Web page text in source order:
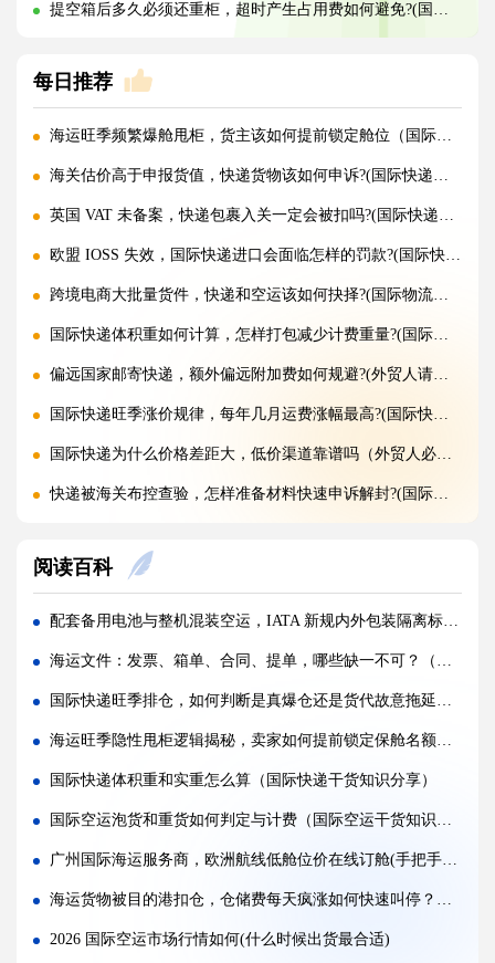
提空箱后多久必须还重柜，超时产生占用费如何避免?(国际海运干货知识分享)
每日推荐
海运旺季频繁爆舱甩柜，货主该如何提前锁定舱位（国际海运干货知识分享）
海关估价高于申报货值，快递货物该如何申诉?(国际快递干货知识分享)
英国 VAT 未备案，快递包裹入关一定会被扣吗?(国际快递干货知识分享)
欧盟 IOSS 失效，国际快递进口会面临怎样的罚款?(国际快递干货知识分享)
跨境电商大批量货件，快递和空运该如何抉择?(国际物流干货知识分享)
国际快递体积重如何计算，怎样打包减少计费重量?(国际快递干货知识分享)
偏远国家邮寄快递，额外偏远附加费如何规避?(外贸人请注意)
国际快递旺季涨价规律，每年几月运费涨幅最高?(国际快递干货知识分享)
国际快递为什么价格差距大，低价渠道靠谱吗（外贸人必看篇）
快递被海关布控查验，怎样准备材料快速申诉解封?(国际快递干货知识分享)
国际快递实木木箱无 IPPC 标识，一定会被海关扣留吗?(国际快递干货知识分享)
快递 AMS、IOSS、VAT 预申报填错，会带来什么麻烦?(国际快递干货知识分享)
国际快递低申报被海关查到，一般罚款比例是多少（外贸人请注意）
国际快递品名申报出错，会产生哪些罚款与滞留后果?(外贸人请注意)
国际快递频繁被扣件，到底该如何降低扣关概率?(国际快递干货知识分享)
空运订舱后被航司甩舱，该怎么应急处理（国际空运干货知识分享）
空运货物派送失败，包裹会被如何处置?（不清楚的外贸人看过来）
加急国际空运真的能提速，靠谱吗?(国际空运干货知识分享)
FBA 空运出现丢件破损，理赔流程怎么走（国际空运干货知识分享）
阅读百科
配套备用电池与整机混装空运，IATA 新规内外包装隔离标准，规避机场扣货(国际空运干货知识分享)
海运文件：发票、箱单、合同、提单，哪些缺一不可？（国际海运干货知识分享）
国际快递旺季排仓，如何判断是真爆仓还是货代故意拖延（国际快递干货知识分享）
海运旺季隐性甩柜逻辑揭秘，卖家如何提前锁定保舱名额（国际海运干货知识分享）
国际快递体积重和实重怎么算（国际快递干货知识分享）
国际空运泡货和重货如何判定与计费（国际空运干货知识分享）
广州国际海运服务商，欧洲航线低舱位价在线订舱(手把手教你省海运费)
海运货物被目的港扣仓，仓储费每天疯涨如何快速叫停？（跨境电商卖家请注意）
2026 国际空运市场行情如何(什么时候出货最合适)